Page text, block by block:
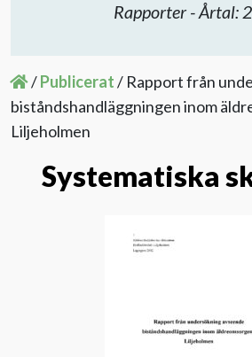
Kontakta oss
Evenemang
Aktuellt
Rapporter - Årtal:
/Publicerat/ Rapport från
biståndshandläggningen inom
Liljeholmen
Systematiska